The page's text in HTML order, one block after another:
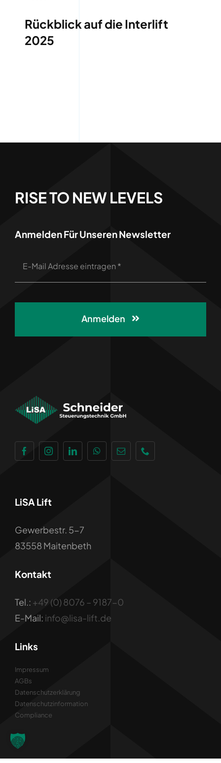
Rückblick auf die Interlift
2025
RISE TO NEW LEVELS
Anmelden Für Unseren Newsletter
Anmelden
LiSA Lift
Gewerbestr. 5-7
83558 Maitenbeth
Kontakt
Tel.: +49 (0) 8076 – 9187-0
E-Mail: info@lisa-lift.de
Links
Impressum
AGBs
Datenschutzerklärung
Datenschutzinformation
Compliance